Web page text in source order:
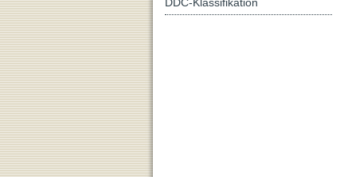
DDC-Klassifikation